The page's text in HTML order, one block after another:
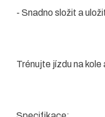
- Snadno složit a
Trénujte jízdu na